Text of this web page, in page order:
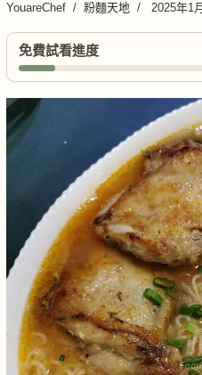
YouareChef 粉麵天地 2025年1
免費試看進度